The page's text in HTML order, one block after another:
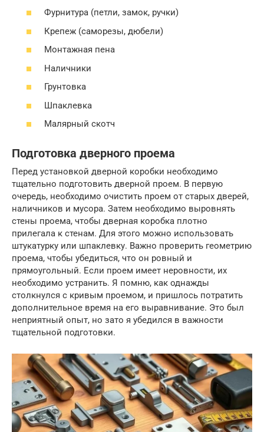
Фурнитура (петли, замок, ручки)
Крепеж (саморезы, дюбели)
Монтажная пена
Наличники
Грунтовка
Шпаклевка
Малярный скотч
Подготовка дверного проема
Перед установкой дверной коробки необходимо
тщательно подготовить дверной проем. В первую
очередь, необходимо очистить проем от старых дверей,
наличников и мусора. Затем необходимо выровнять
стены проема, чтобы дверная коробка плотно
прилегала к стенам. Для этого можно использовать
штукатурку или шпаклевку. Важно проверить геометрию
проема, чтобы убедиться, что он ровный и
прямоугольный. Если проем имеет неровности, их
необходимо устранить. Я помню, как однажды
столкнулся с кривым проемом, и пришлось потратить
дополнительное время на его выравнивание. Это был
неприятный опыт, но зато я убедился в важности
тщательной подготовки.